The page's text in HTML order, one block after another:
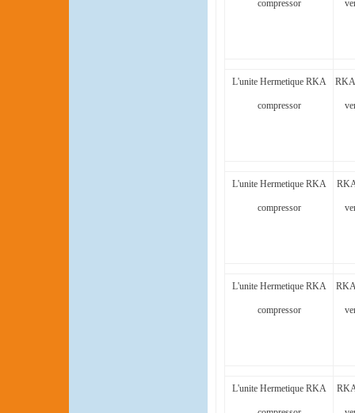
compressor
L'unite Hermetique RKA
compressor
L'unite Hermetique RKA
compressor
L'unite Hermetique RKA
compressor
L'unite Hermetique RKA